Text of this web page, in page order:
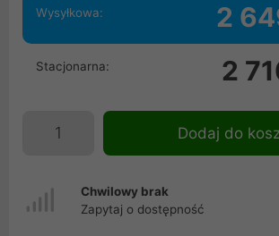
Wysyłkowa: 2
Stacjonarna: 2
Dodaj do
Chwilowy brak
Zapytaj o dostępność